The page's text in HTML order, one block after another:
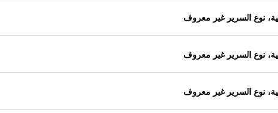
نوع السرير غير معروف
نوع السرير غير معروف
نوع السرير غير معروف